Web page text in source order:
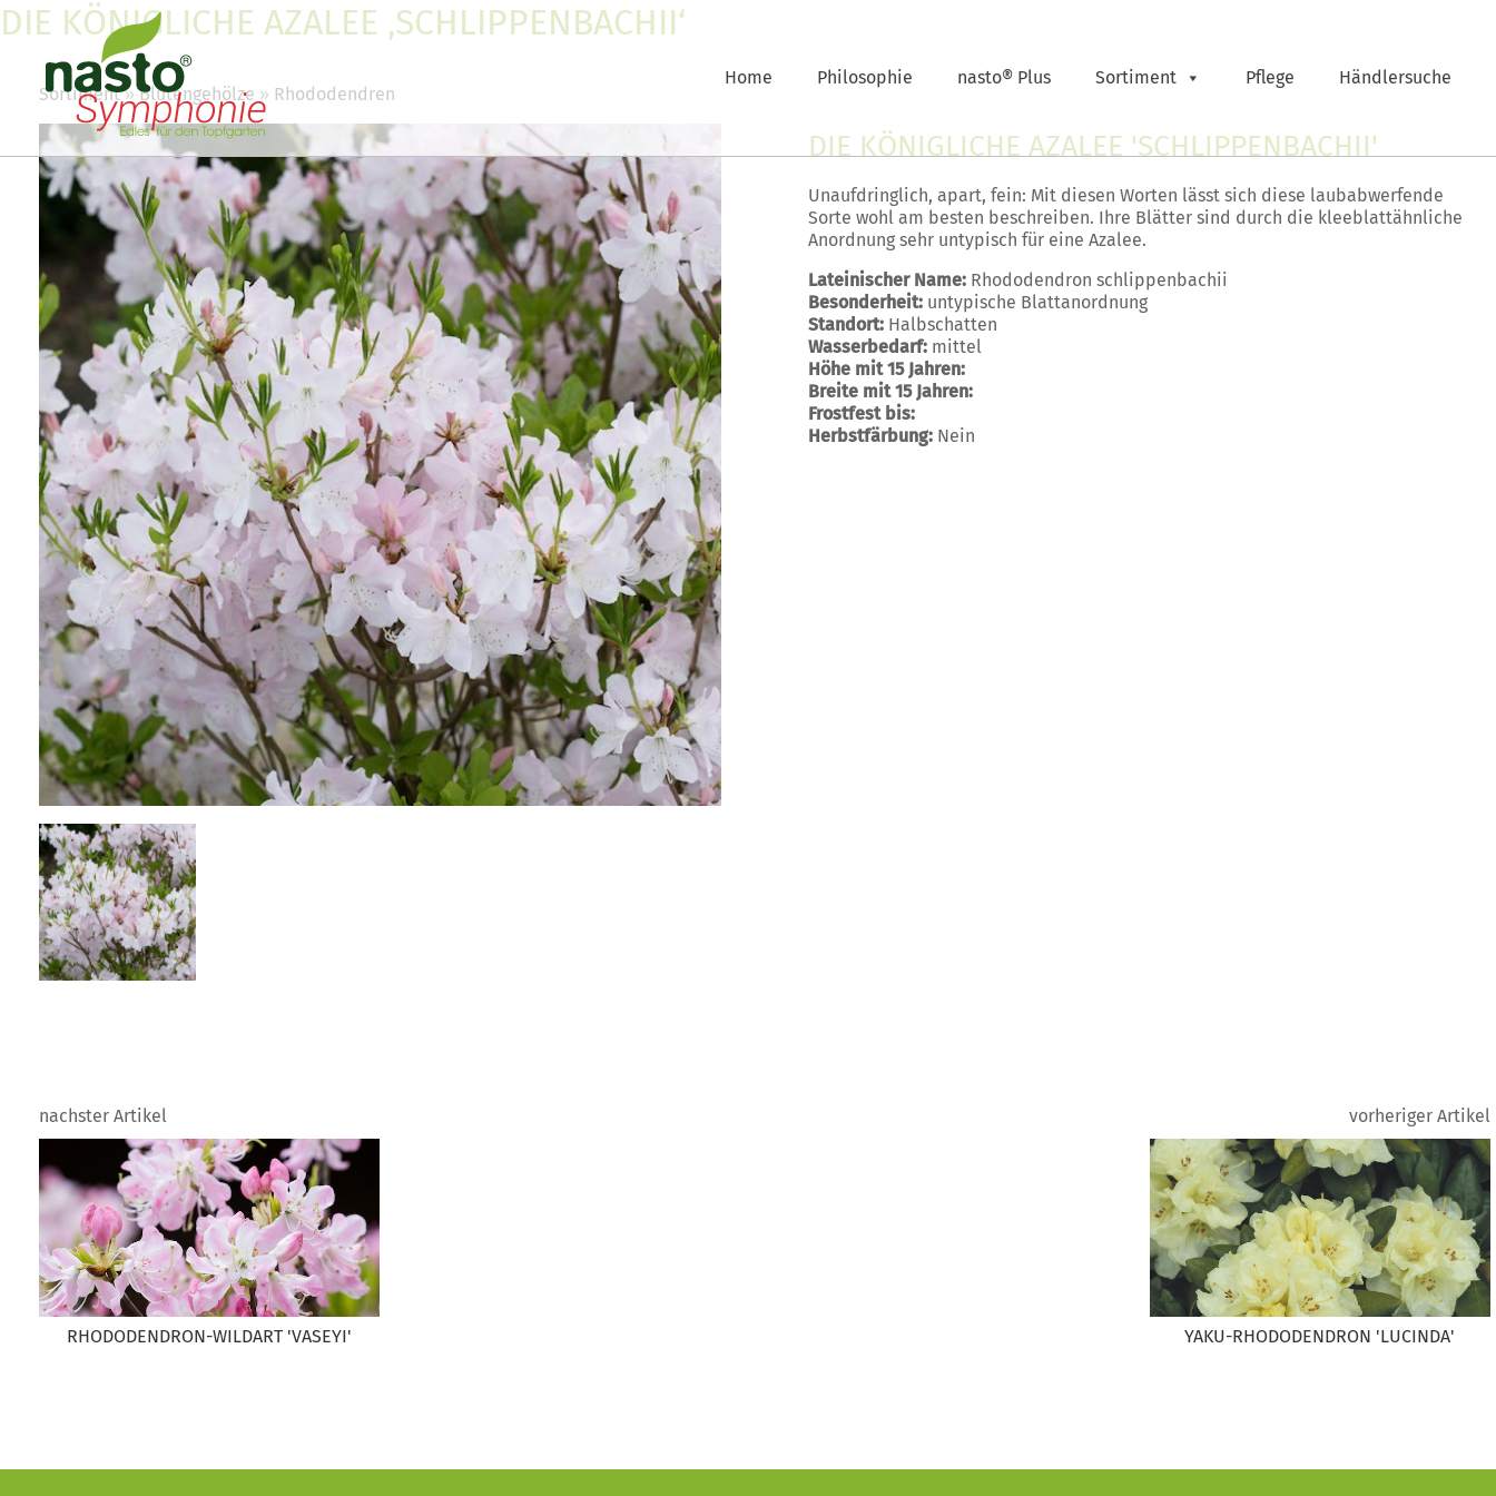
Home Philosophie nasto® Plus Sortiment Pflege Händlersuche
DIE KÖNIGLICHE AZALEE ‚SCHLIPPENBACHII‘
Sortiment Blütengehölze Rhododendren
DIE KÖNIGLICHE AZALEE 'SCHLIPPENBACHII'
Unaufdringlich, apart, fein: Mit diesen Worten lässt sich diese laubabwerfende
Sorte wohl am besten beschreiben. Ihre Blätter sind durch die kleeblattähnliche
Anordnung sehr untypisch für eine Azalee.
Lateinischer Name: Rhododendron schlippenbachii
Besonderheit: untypische Blattanordnung
Standort: Halbschatten
Wasserbedarf: mittel
Höhe mit 15 Jahren:
Breite mit 15 Jahren:
Frostfest bis:
Herbstfärbung: Nein
nachster Artikel
RHODODENDRON-WILDART 'VASEYI'
vorheriger Artikel
YAKU-RHODODENDRON 'LUCINDA'